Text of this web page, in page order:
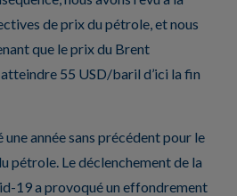
de prix du pétrole, et nous
que le prix du Brent
55 USD/baril d’ici la fin
une année sans précédent pour le
pétrole. Le déclenchement de la
19 a provoqué un effondrement